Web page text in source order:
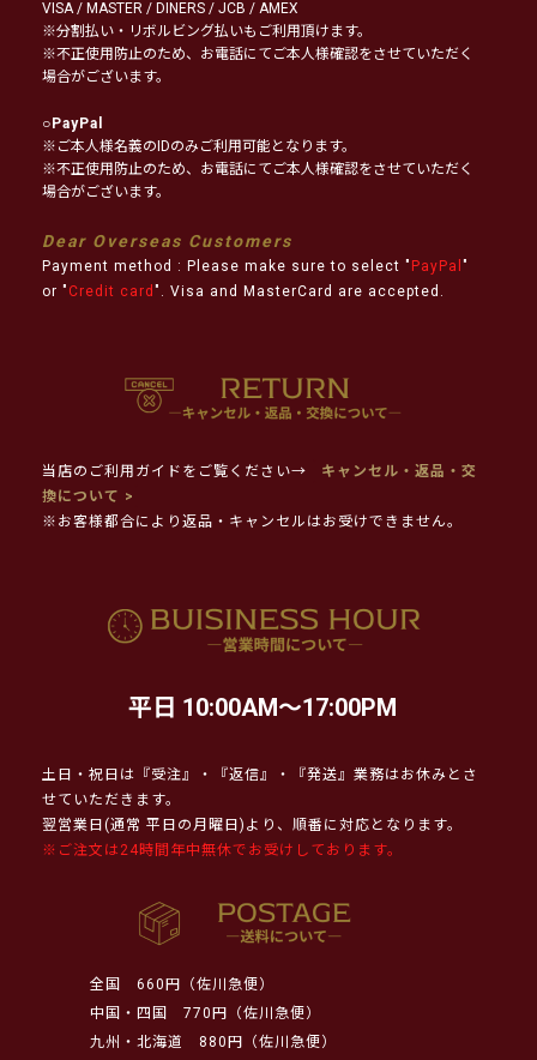
VISA / MASTER / DINERS / JCB / AMEX
※分割払い・リボルビング払いもご利用頂けます。
※不正使用防止のため、お電話にてご本人様確認をさせていただく
場合がございます。
○PayPal
※ご本人様名義のIDのみご利用可能となります。
※不正使用防止のため、お電話にてご本人様確認をさせていただく
場合がございます。
Dear Overseas Customers
Payment method : Please make sure to select " PayPal "
or " Credit card ". Visa and MasterCard are accepted.
当店のご利用ガイドをご覧ください→
キャンセル・返品・交
換について >
※お客様都合により返品・キャンセルはお受けできません。
平日 10:00AM～17:00PM
土日・祝日は『受注』・『返信』・『発送』業務はお休みとさ
せていただきます。
翌営業日(通常 平日の月曜日)より、順番に対応となります。
※ご注文は24時間年中無休でお受けしております。
全国
660円（佐川急便）
中国・四国
770円（佐川急便）
九州・北海道
880円（佐川急便）